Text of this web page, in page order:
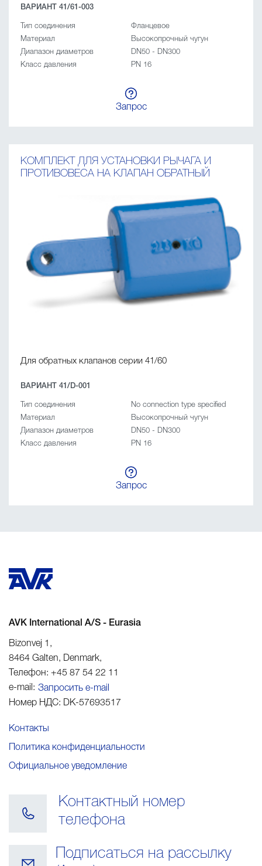
ВАРИАНТ 41/61-003
Тип соединения
Фланцевое
Материал
Высокопрочный чугун
Диапазон диаметров
DN50 - DN300
Класс давления
PN 16
Запрос
КОМПЛЕКТ ДЛЯ УСТАНОВКИ РЫЧАГА И
ПРОТИВОВЕСА НА КЛАПАН ОБРАТНЫЙ
Для обратных клапанов серии 41/60
ВАРИАНТ 41/D-001
Тип соединения
No connection type specified
Материал
Высокопрочный чугун
Диапазон диаметров
DN50 - DN300
Класс давления
PN 16
Запрос
AVK International A/S - Eurasia
Bizonvej 1 ,
8464 Galten, Denmark,
Телефон: +45 87 54 22 11
e-mail: Запросить e-mail
Номер НДС: DK-57693517
Контакты
Политика конфиденциальности
Официальное уведомление
Контактный номер
телефона
Подписаться на рассылку